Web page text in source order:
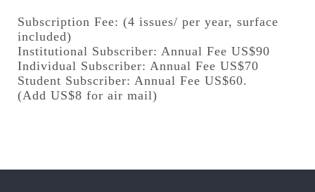
Subscription Fee: (4 issues/ per year, surface
included)
Institutional Subscriber: Annual Fee US$90
Individual Subscriber: Annual Fee US$70
Student Subscriber: Annual Fee US$60.
(Add US$8 for air mail)